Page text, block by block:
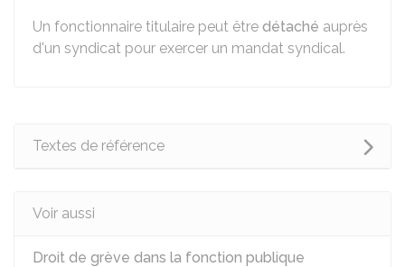
Un fonctionnaire titulaire peut être détaché auprès
d'un syndicat pour exercer un mandat syndical.
Textes de référence
Voir aussi
Droit de grève dans la fonction publique